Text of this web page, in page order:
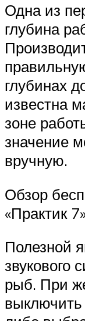
Одна из
глубина
глубинах
известна
зоне
значение
вручную.
Обзор
«Практик
Полезной
звукового
рыб. При
выключить